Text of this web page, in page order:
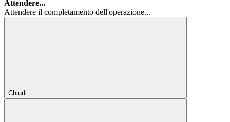
Attendere...
Attendere il completamento dell'operazione...
Chiudi